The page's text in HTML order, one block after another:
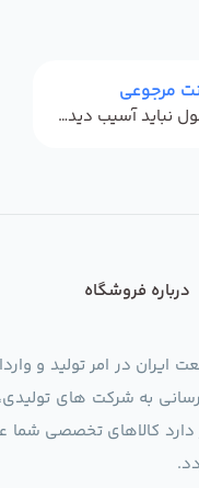
مرجوعی
محصول نباید آسیب دیده باشد
درباره فروشگاه
ایران در امر تولید و
به شرکت های